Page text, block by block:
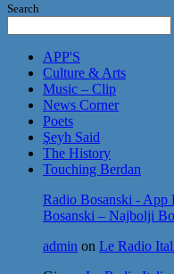
Search
APP'S
Culture & Arts
Music – Clip
News Corner
Poets
Şeyh Said
The History
Touching Berdan
Radio Bosanski - App
Bosanski – Najbolji
admin on Le Radio